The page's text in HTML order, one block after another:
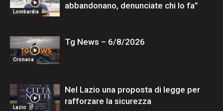
Lombardia
abbandonano, denunciate chi lo fa”
Cronaca
Tg News – 6/8/2026
Lazio
Nel Lazio una proposta di legge per
rafforzare la sicurezza